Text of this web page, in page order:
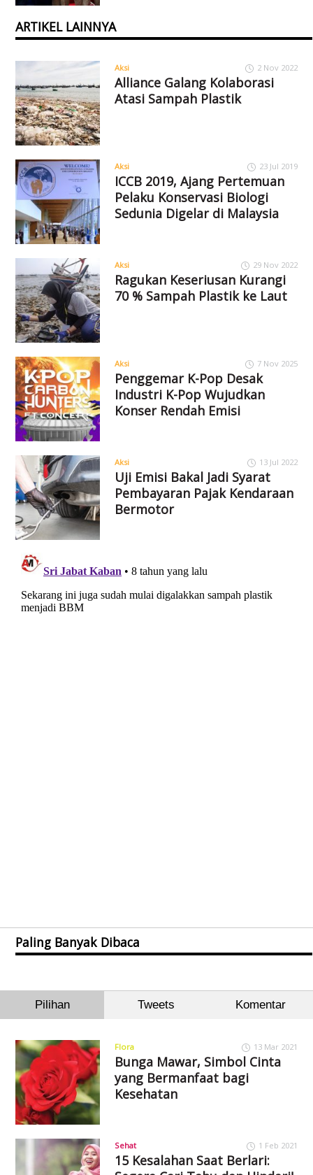
ARTIKEL LAINNYA
Aksi 2 Nov 2022
Alliance Galang Kolaborasi
Atasi Sampah Plastik
Aksi 23 Jul 2019
ICCB 2019, Ajang Pertemuan
Pelaku Konservasi Biologi
Sedunia Digelar di Malaysia
Aksi 29 Nov 2022
Ragukan Keseriusan Kurangi
70 % Sampah Plastik ke Laut
Aksi 7 Nov 2025
Penggemar K-Pop Desak
Industri K-Pop Wujudkan
Konser Rendah Emisi
Aksi 13 Jul 2022
Uji Emisi Bakal Jadi Syarat
Pembayaran Pajak Kendaraan
Bermotor
Paling Banyak Dibaca
Pilihan Tweets Komentar
Flora 13 Mar 2021
Bunga Mawar, Simbol Cinta
yang Bermanfaat bagi
Kesehatan
Sehat 1 Feb 2021
15 Kesalahan Saat Berlari: